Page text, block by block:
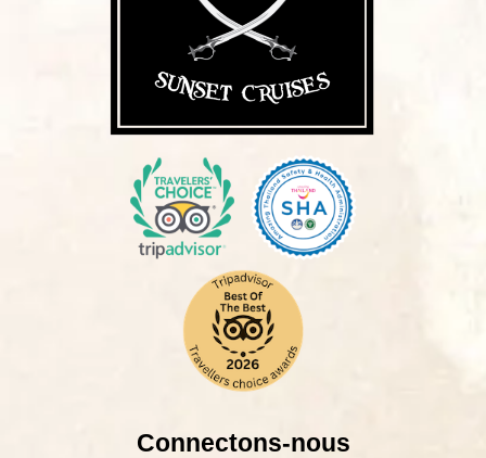
Connectons-nous